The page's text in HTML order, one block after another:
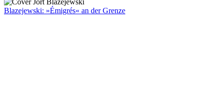
Blazejewski: »Émigrés« an der Grenze